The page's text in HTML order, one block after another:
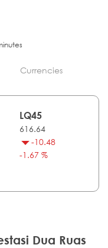
Currencies
LQ45
616.64
-10.48
-1.67 %
Dua Ruas